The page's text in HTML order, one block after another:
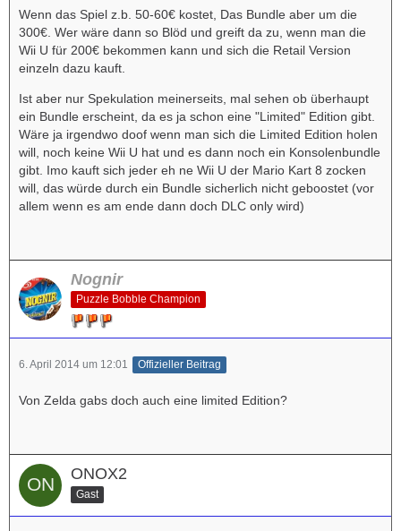
Wenn das Spiel z.b. 50-60€ kostet, Das Bundle aber um die
300€. Wer wäre dann so Blöd und greift da zu, wenn man die
Wii U für 200€ bekommen kann und sich die Retail Version
einzeln dazu kauft.
Ist aber nur Spekulation meinerseits, mal sehen ob überhaupt
ein Bundle erscheint, da es ja schon eine "Limited" Edition gibt.
Wäre ja irgendwo doof wenn man sich die Limited Edition holen
will, noch keine Wii U hat und es dann noch ein Konsolenbundle
gibt. Imo kauft sich jeder eh ne Wii U der Mario Kart 8 zocken
will, das würde durch ein Bundle sicherlich nicht geboostet (vor
allem wenn es am ende dann doch DLC only wird)
Nognir
Puzzle Bobble Champion
6. April 2014 um 12:01 Offizieller Beitrag
Von Zelda gabs doch auch eine limited Edition?
ONOX2
Gast